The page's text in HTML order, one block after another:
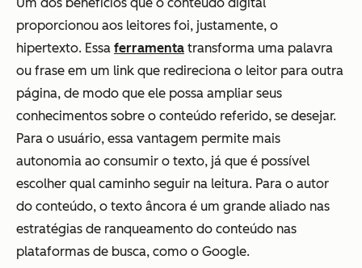
Um dos benefícios que o conteúdo digital
proporcionou aos leitores foi, justamente, o
hipertexto. Essa ferramenta transforma uma palavra
ou frase em um link que redireciona o leitor para outra
página, de modo que ele possa ampliar seus
conhecimentos sobre o conteúdo referido, se desejar.
Para o usuário, essa vantagem permite mais
autonomia ao consumir o texto, já que é possível
escolher qual caminho seguir na leitura. Para o autor
do conteúdo, o texto âncora é um grande aliado nas
estratégias de ranqueamento do conteúdo nas
plataformas de busca, como o Google.